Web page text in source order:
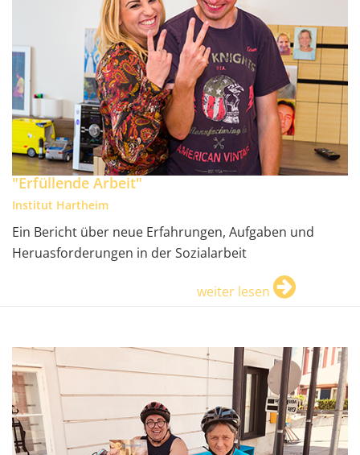
"Erfüllende Arbeit"
Institut Hartheim
Ein Bericht über neue Erfahrungen, Aufgaben und
Heruasforderungen in der Sozialarbeit
weiter lesen